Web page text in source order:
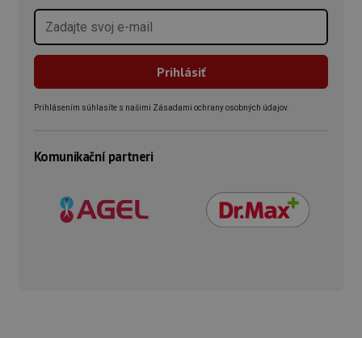
Prihlásením súhlasíte s našimi Zásadami ochrany osobných údajov.
Komunikační partneri